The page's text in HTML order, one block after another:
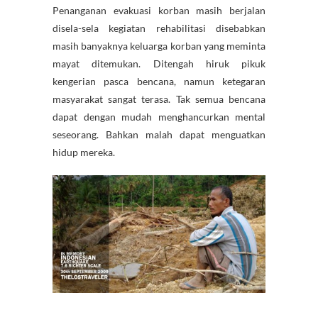
Penanganan evakuasi korban masih berjalan
disela-sela kegiatan rehabilitasi disebabkan
masih banyaknya keluarga korban yang meminta
mayat ditemukan. Ditengah hiruk pikuk
kengerian pasca bencana, namun ketegaran
masyarakat sangat terasa. Tak semua bencana
dapat dengan mudah menghancurkan mental
seseorang. Bahkan malah dapat menguatkan
hidup mereka.